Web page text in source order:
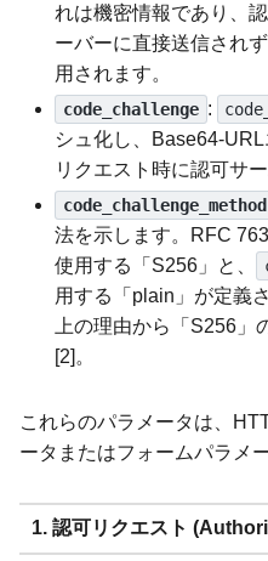
れは機密情報であり、
ーバーに直接送信され
用されます。
code_challenge :
シュ化し、Base64-
リクエスト時に認可サ
code_challenge_method
法を示します。RFC
使用する「S256」と、
用する「plain」が定義
上の理由から「S256」
[2]。
これらのパラメータは、
ータまたはフォームパラメ
1. 認可リクエスト